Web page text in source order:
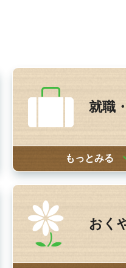
就職
もっとみる
おく